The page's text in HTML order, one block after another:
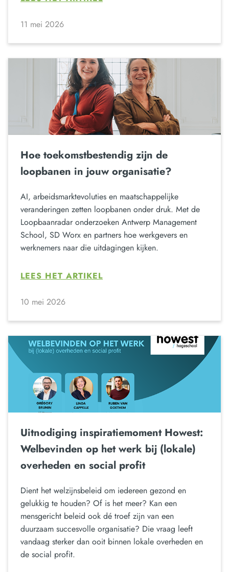
11 mei 2026
Hoe toekomstbestendig zijn de
loopbanen in jouw organisatie?
AI, arbeidsmarktevoluties en maatschappelijke
veranderingen zetten loopbanen onder druk. Met de
Loopbaanradar onderzoeken Antwerp Management
School, SD Worx en partners hoe werkgevers en
werknemers naar die uitdagingen kijken.
LEES HET ARTIKEL
10 mei 2026
Uitnodiging inspiratiemoment Howest:
Welbevinden op het werk bij (lokale)
overheden en social profit
Dient het welzijnsbeleid om iedereen gezond en
gelukkig te houden? Of is het meer? Kan een
mensgericht beleid ook dé troef zijn van een
duurzaam succesvolle organisatie? Die vraag leeft
vandaag sterker dan ooit binnen lokale overheden en
de social profit.